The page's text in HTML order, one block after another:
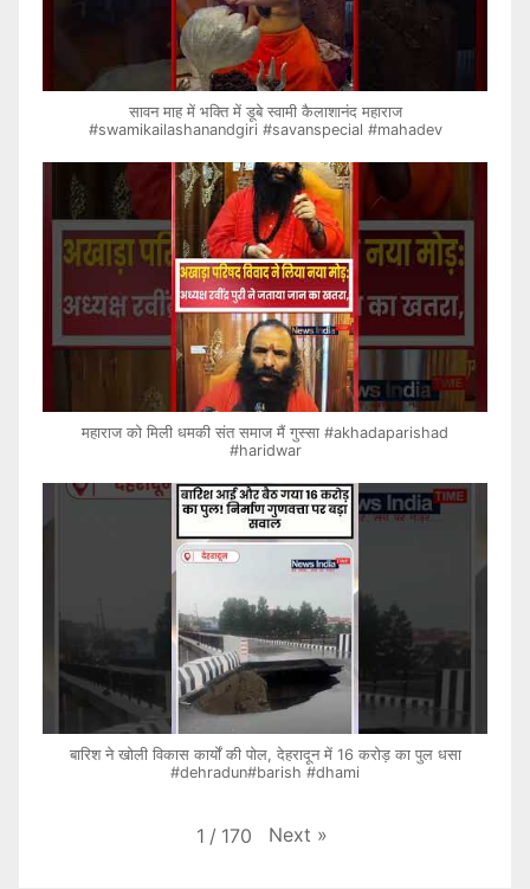
सावन माह में भक्ति में डूबे स्वामी कैलाशानंद महाराज
#swamikailashanandgiri #savanspecial #mahadev
महाराज को मिली धमकी संत समाज मैं गुस्सा #akhadaparishad
#haridwar
बारिश ने खोली विकास कार्यों की पोल, देहरादून में 16 करोड़ का पुल धसा
#dehradun#barish #dhami
1 / 170 Next »